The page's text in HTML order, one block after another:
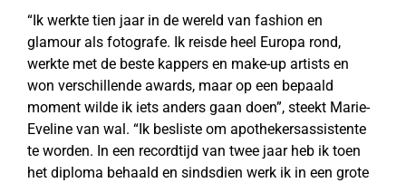
“Ik werkte tien jaar in de wereld van fashion en
glamour als fotografe. Ik reisde heel Europa rond,
werkte met de beste kappers en make-up artists en
won verschillende awards, maar op een bepaald
moment wilde ik iets anders gaan doen”, steekt Marie-
Eveline van wal. “Ik besliste om apothekersassistente
te worden. In een recordtijd van twee jaar heb ik toen
het diploma behaald en sindsdien werk ik in een grote